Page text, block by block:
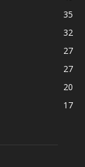
35
32
27
27
20
17